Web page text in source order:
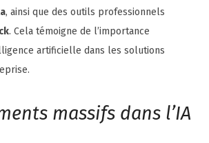
, ainsi que des outils professionnels
. Cela témoigne de l’importance
artificielle dans les solutions
massifs dans l’IA